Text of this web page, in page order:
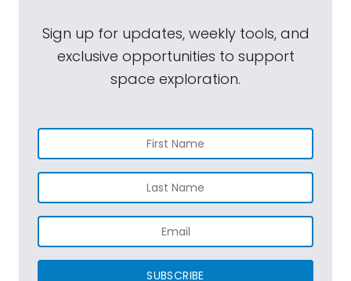
Sign up for updates, weekly tools, and
exclusive opportunities to support
space exploration.
SUBSCRIBE